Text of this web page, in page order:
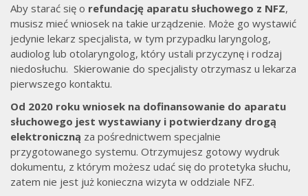
Aby starać się o refundację aparatu słuchowego z NFZ,
musisz mieć wniosek na takie urządzenie. Może go wystawić
jedynie lekarz specjalista, w tym przypadku laryngolog,
audiolog lub otolaryngolog, który ustali przyczynę i rodzaj
niedosłuchu. Skierowanie do specjalisty otrzymasz u lekarza
pierwszego kontaktu.
Od 2020 roku wniosek na dofinansowanie do aparatu
słuchowego jest wystawiany i potwierdzany drogą
elektroniczną za pośrednictwem specjalnie
przygotowanego systemu. Otrzymujesz gotowy wydruk
dokumentu, z którym możesz udać się do protetyka słuchu,
zatem nie jest już konieczna wizyta w oddziale NFZ.